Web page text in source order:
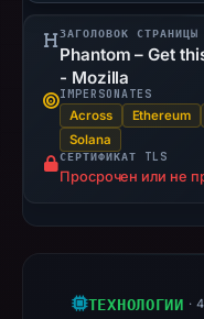
ЗАГОЛОВОК СТРАНИЦЫ
Phantom – Get
- Mozilla
IMPERSONATES
Across Ethereum
Solana
СЕРТИФИКАТ TLS
Просрочен или не
ТЕХНОЛОГИИ ·